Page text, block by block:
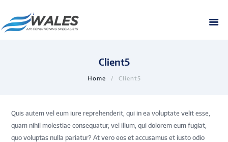
Client5
Home Client5
Quis autem vel eum iure reprehenderit, qui in ea voluptate velit esse,
quam nihil molestiae consequatur, vel illum, qui dolorem eum fugiat,
quo voluptas nulla pariatur? At vero eos et accusamus et iusto odio